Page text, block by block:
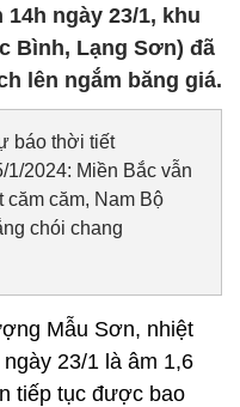
ngày 23/1, khu
Bình, Lạng Sơn) đã
lên ngắm băng giá.
báo thời tiết
1/2024: Miền Bắc vẫn
căm căm, Nam Bộ
chói chang
Mẫu Sơn, nhiệt
23/1 là âm 1,6
tiếp tục được bao